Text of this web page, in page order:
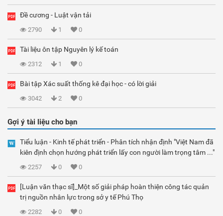
Đề cương - Luật vận tải
2790 1 0
Tài liệu ôn tập Nguyên lý kế toán
2312 1 0
Bài tập Xác suất thống kê đại học - có lời giải
3042 2 0
Gợi ý tài liệu cho bạn
Tiểu luận - Kinh tế phát triển - Phân tích nhận định "Việt Nam đã
kiên định chọn hướng phát triển lấy con người làm trọng tâm ..."
2257 0 0
[Luận văn thạc sĩ]_Một số giải pháp hoàn thiện công tác quản
trị nguồn nhân lực trong sở y tế Phú Thọ
2282 0 0